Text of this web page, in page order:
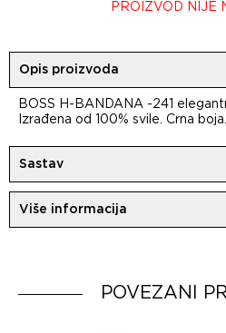
PROIZVOD NIJE
Opis proizvoda
BOSS H-BANDANA -241
Izrađena od 100% svile. Crna boja.
Sastav
Više informacija
POVEZANI